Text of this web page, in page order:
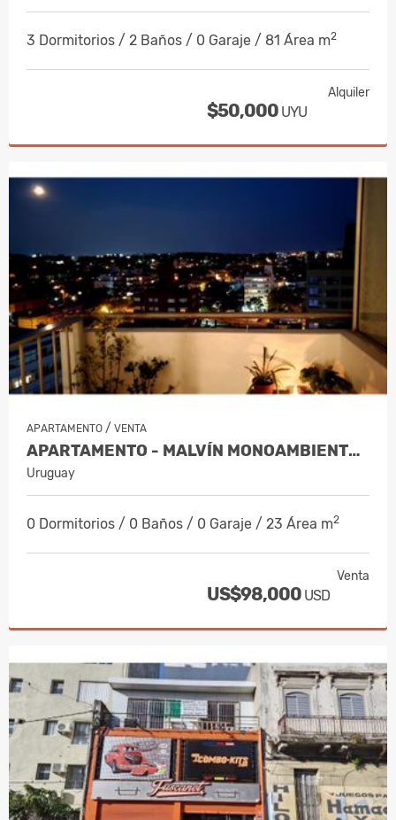
3 Dormitorios / 2 Baños / 0 Garaje / 81 Área m2
Alquiler
$50,000 UYU
APARTAMENTO / VENTA
APARTAMENTO - MALVÍN MONOAMBIENTE C…
Uruguay
0 Dormitorios / 0 Baños / 0 Garaje / 23 Área m2
Venta
US$98,000 USD